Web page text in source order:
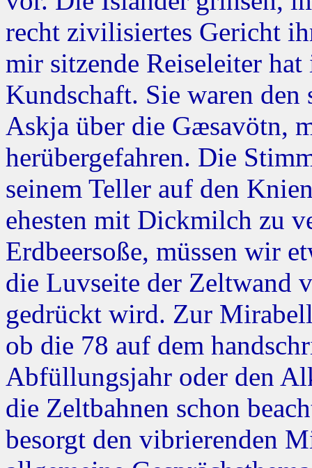
recht zivilisiertes Gericht
mir sitzende Reiseleiter
Kundschaft. Sie waren
Askja über die Gæsavötn,
herübergefahren. Die
seinem Teller auf den
ehesten mit Dickmilch zu
Erdbeersoße, müssen wir
die Luvseite der Zeltwand
gedrückt wird. Zur
ob die 78 auf dem
Abfüllungsjahr oder den
die Zeltbahnen schon
besorgt den vibrierenden